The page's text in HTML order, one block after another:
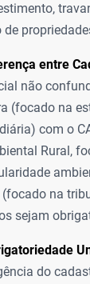
de
entre
não
(focado na
com o
Rural,
(focado na
sejam
do